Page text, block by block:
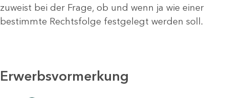
zuweist bei der Frage, ob und wenn ja wie einer
bestimmte Rechtsfolge festgelegt werden soll.
Erwerbsvormerkung